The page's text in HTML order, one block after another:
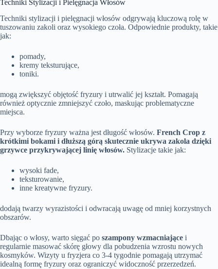
Techniki Stylizacji i Pielęgnacja Włosów
Techniki stylizacji i pielęgnacji włosów odgrywają kluczową rolę w
tuszowaniu zakoli oraz wysokiego czoła. Odpowiednie produkty, takie
jak:
pomady,
kremy teksturujące,
toniki.
mogą zwiększyć objętość fryzury i utrwalić jej kształt. Pomagają
również optycznie zmniejszyć czoło, maskując problematyczne
miejsca.
Przy wyborze fryzury ważna jest długość włosów. French Crop z
krótkimi bokami i dłuższą górą skutecznie ukrywa zakola dzięki
grzywce przykrywającej linię włosów. Stylizacje takie jak:
wysoki fade,
teksturowanie,
inne kreatywne fryzury.
dodają twarzy wyrazistości i odwracają uwagę od mniej korzystnych
obszarów.
Dbając o włosy, warto sięgać po szampony wzmacniające i
regularnie masować skórę głowy dla pobudzenia wzrostu nowych
kosmyków. Wizyty u fryzjera co 3-4 tygodnie pomagają utrzymać
idealną formę fryzury oraz ograniczyć widoczność przerzedzeń.